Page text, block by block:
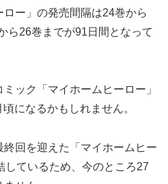
ー」の発売間隔は24巻から
ら26巻までが91日間となって
ック「マイホームヒーロー」
になるかもしれません。
終回を迎えた「マイホームヒー
しているため、今のところ27